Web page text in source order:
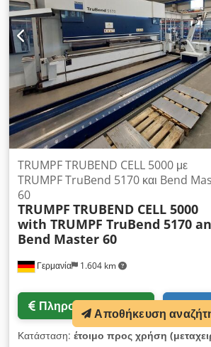
Γερμανία 1.604 km
TRUMPF TRUBEND CELL 5000 με
TRUMPF TruBend 5170 και Bend
60
TRUMPF TRUBEND CELL 5000
with TRUMPF TruBend 5170
Bend Master 60
Πληροφορίες τιμής
Κατάσταση: έτοιμο προς χρήση
Αποθήκευση